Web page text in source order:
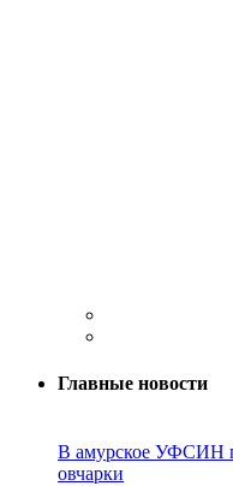
Главные новости
В амурское УФСИН
овчарки